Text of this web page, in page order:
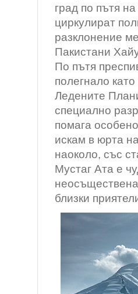
град по пътя
циркулират
разклонение
Пакистани
По пътя
полегнало
Ледените
специално
помага
искам в юрта
наоколо, със
Мустаг Ата е
близки